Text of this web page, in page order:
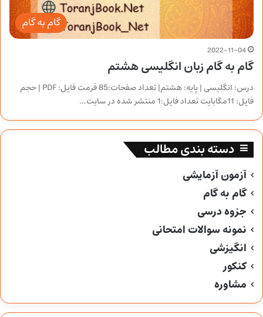
گام به گام
2022-11-04
گام به گام زبان انگلیسی هشتم
درس: انگلیسی | پایه: هشتم| تعداد صفحات:85 فرمت فایل: PDF | حجم
فایل: 11مگابایت تعداد فایل:1 منتشر شده در سایت…
دسته بندی مطالب
آزمون آزمایشی
گام به گام
جزوه درسی
نمونه سوالات امتحانی
انگیزشی
کنکور
مشاوره